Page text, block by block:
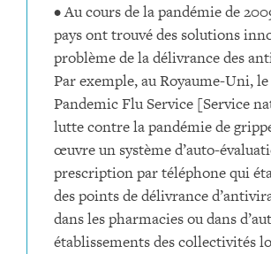
• Au cours de la pandémie de
pays ont trouvé des solutions
problème de la délivrance des
Par exemple, au Royaume-Uni,
Pandemic Flu Service [Service
lutte contre la pandémie de
œuvre un système d’auto-
prescription par téléphone qui
des points de délivrance
dans les pharmacies ou dans
établissements des collectivités